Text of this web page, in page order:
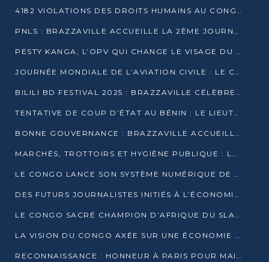
4182 VIOLATIONS DES DROITS HUMAINS AU CONGO EN 2025 SELON LE CAD
PNLS : BRAZZAVILLE ACCUEILLE LA 2ÈME JOURNÉE SCIENTIFIQUE SUR LE VIH/SIDA
PESTY KANGA, L’OPV QUI CHANGE LE VISAGE DU REPORTAGE AU CONGO
JOURNÉE MONDIALE DE L’AVIATION CIVILE : LE CONGO MISE SUR L’INNOVATION ET LA SÉCURITÉ
BILILI BD FESTIVAL 2025 : BRAZZAVILLE CÉLÈBRE DIX ANS DE CRÉATION GRAPHIQUE AFRICAINE
TENTATIVE DE COUP D’ÉTAT AU BÉNIN : LE LIEUTENANT-COLONEL TIGRI S’AUTOPROCLAME CHEF D’UN COMITÉ MILITAIRE
BONNE GOUVERNANCE : BRAZZAVILLE ACCUEILLE LES PREMIÈRES JOURNÉES CONGOLAISES DE L’ÉVALUATION
MARCHÉS, TROTTOIRS ET HYGIÈNE PUBLIQUE : LE GOUVERNEMENT DURCIT LE TON
LE CONGO LANCE SON SYSTÈME NUMÉRIQUE DE VÉRIFICATION DU BOIS
DES FUTURS JOURNALISTES INITIÉS À L’ÉCONOMIE BLEUE DURABLE
LE CONGO SACRÉ CHAMPION D’AFRIQUE DU SLAM 2025
LA VISION DU CONGO AXÉE SUR UNE ÉCONOMIE BAS CARBONE AU RENDEZ-VOUS DE MONACO 2025
RECONNAISSANCE : HONNEUR À PARIS POUR MAIXENT RAOUL OMINGA